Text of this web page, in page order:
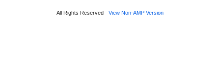
All Rights Reserved View Non-AMP Version